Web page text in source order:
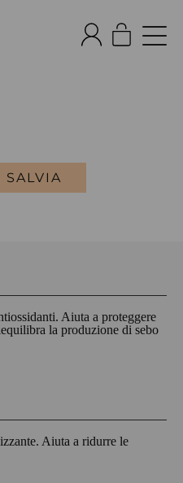
SALVIA
Aiuta a proteggere
la produzione di sebo
Aiuta a ridurre le